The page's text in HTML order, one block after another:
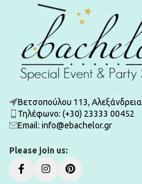
Βετσοπούλου 113, Αλεξάνδρεια
Τηλέφωνο: (+30) 23333 00452
Εmail: info@ebachelor.gr
Please join us: